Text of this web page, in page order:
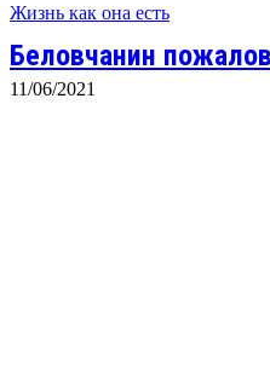
Жизнь как она есть
Беловчанин
11/06/2021